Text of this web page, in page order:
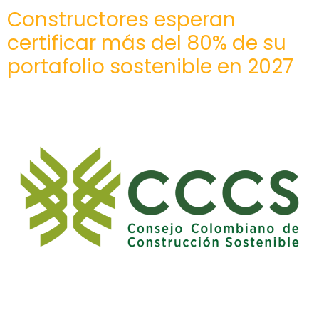
Constructores esperan
certificar más del 80% de su
portafolio sostenible en 2027